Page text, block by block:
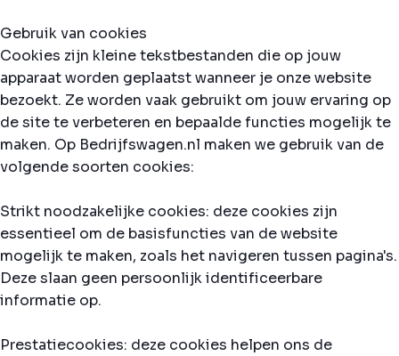
Gebruik van cookies
Cookies zijn kleine tekstbestanden die op jouw
apparaat worden geplaatst wanneer je onze website
bezoekt. Ze worden vaak gebruikt om jouw ervaring op
de site te verbeteren en bepaalde functies mogelijk te
maken. Op Bedrijfswagen.nl maken we gebruik van de
volgende soorten cookies:
Strikt noodzakelijke cookies: deze cookies zijn
essentieel om de basisfuncties van de website
mogelijk te maken, zoals het navigeren tussen pagina's.
Deze slaan geen persoonlijk identificeerbare
informatie op.
Prestatiecookies: deze cookies helpen ons de